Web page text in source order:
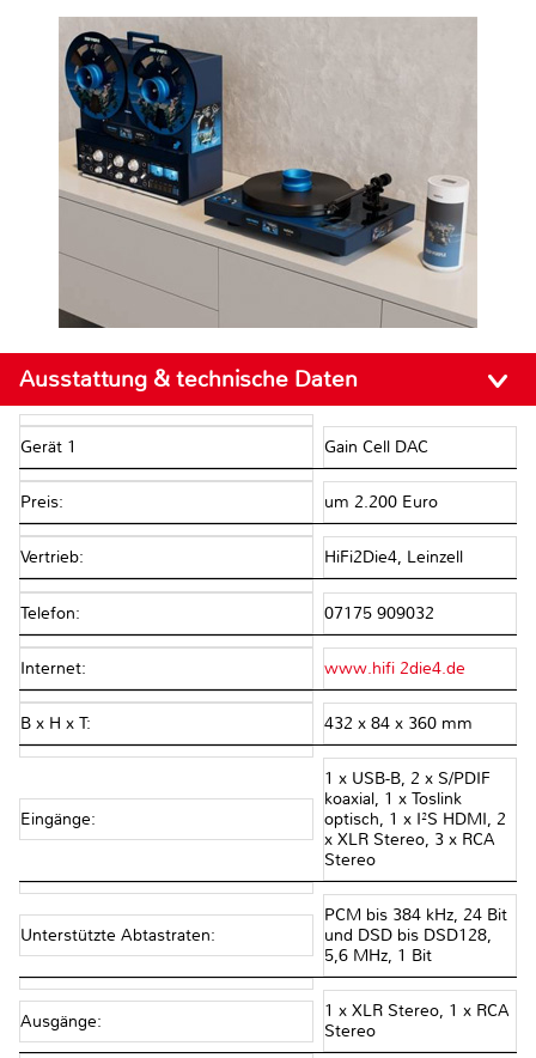
Ausstattung & technische Daten
Gerät 1 Gain Cell DAC
Preis: um 2.200 Euro
Vertrieb: HiFi2Die4, Leinzell
Telefon: 07175 909032
Internet: www.hifi 2die4.de
B x H x T: 432 x 84 x 360 mm
Eingänge:
1 x USB-B, 2 x S/PDIF
koaxial, 1 x Toslink
optisch, 1 x I²S HDMI, 2
x XLR Stereo, 3 x RCA
Stereo
Unterstützte Abtastraten:
PCM bis 384 kHz, 24 Bit
und DSD bis DSD128,
5,6 MHz, 1 Bit
Ausgänge:
1 x XLR Stereo, 1 x RCA
Stereo